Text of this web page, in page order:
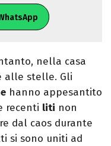
nella casa
alle stelle. Gli
hanno appesantito
recenti liti non
dal caos durante
si sono uniti ad